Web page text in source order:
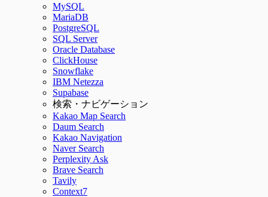
MySQL
MariaDB
PostgreSQL
SQL Server
Oracle Database
ClickHouse
Snowflake
IBM Netezza
Supabase
検索・ナビゲーション
Kakao Map Search
Daum Search
Kakao Navigation
Naver Search
Perplexity Ask
Brave Search
Tavily
Context7